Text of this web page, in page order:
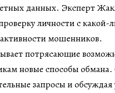
данных. Эксперт
личности с
мошенников.
потрясающие
новые способы обмана.
запросы и